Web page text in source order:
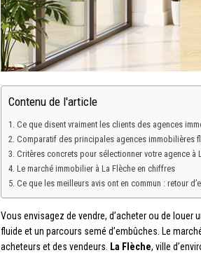
Contenu de l'article
Ce que disent vraiment les clients des agences
Comparatif des principales agences immobilières
Critères concrets pour sélectionner votre agence à
Le marché immobilier à La Flèche en chiffres
Ce que les meilleurs avis ont en commun : retour
Vous envisagez de vendre, d’acheter ou de louer
fluide et un parcours semé d’embûches. Le
acheteurs et des vendeurs. La Flèche, ville